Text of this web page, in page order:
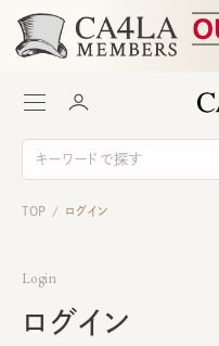
TOP / ログイン
Login
ログイン